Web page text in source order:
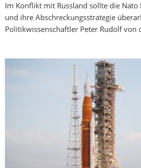
Im Konflikt mit Russland sollte die Nato
und ihre Abschreckungsstrategie
Politikwissenschaftler Peter Rudolf von